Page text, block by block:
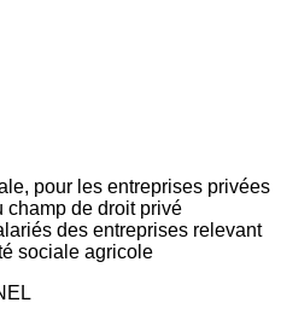
pour les entreprises privées
champ de droit privé
des entreprises relevant
sociale agricole